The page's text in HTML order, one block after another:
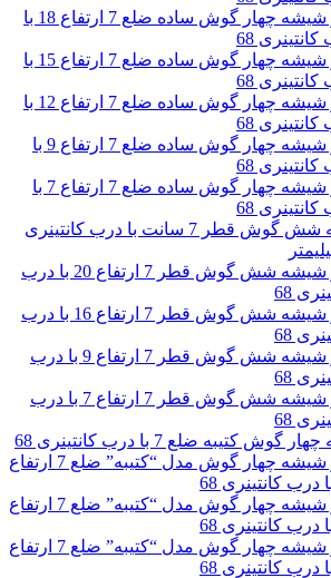
جار شیشه چهار گوش ساده ضلع 7 ارتفاع 18 با
68
جار شیشه چهار گوش ساده ضلع 7 ارتفاع 15 با
68
جار شیشه چهار گوش ساده ضلع 7 ارتفاع 12 با
68
جار شیشه چهار گوش ساده ضلع 7 ارتفاع 9 با
68
جار شیشه چهار گوش ساده ضلع 7 ارتفاع 7 با
68
جار شیشه شش گوش قطر 7 سانت با درب کانتینری
جار شیشه شش گوش قطر 7 ارتفاع 20 با درب
68
جار شیشه شش گوش قطر 7 ارتفاع 16 با درب
68
جار شیشه شش گوش قطر 7 ارتفاع 9 با درب
68
جار شیشه شش گوش قطر 7 ارتفاع 7 با درب
68
کتیبه ضلع 7 با درب کانتینری 68
جار شیشه چهار گوش مدل “کتیبه” ضلع 7 ارتفاع
جار شیشه چهار گوش مدل “کتیبه” ضلع 7 ارتفاع
جار شیشه چهار گوش مدل “کتیبه” ضلع 7 ارتفاع